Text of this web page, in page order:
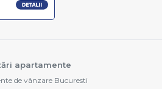
apartamente
de vânzare Bucuresti